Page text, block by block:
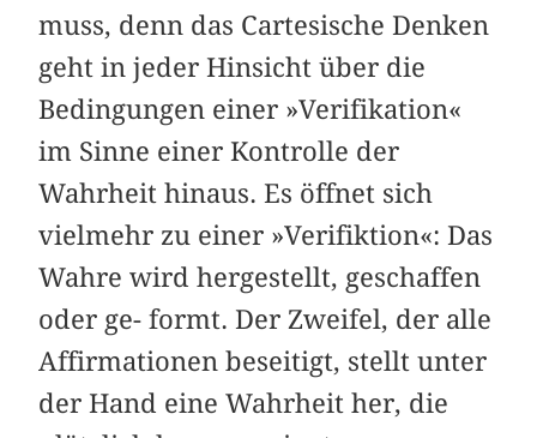
muss, denn das Cartesische Denken
geht in jeder Hinsicht über die
Bedingungen einer »Verifikation«
im Sinne einer Kontrolle der
Wahrheit hinaus. Es öffnet sich
vielmehr zu einer »Verifiktion«: Das
Wahre wird hergestellt, geschaffen
oder ge- formt. Der Zweifel, der alle
Affirmationen beseitigt, stellt unter
der Hand eine Wahrheit her, die